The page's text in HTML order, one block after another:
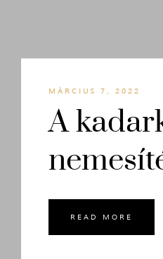
MÁRCIUS 7, 2022
A
READ MORE